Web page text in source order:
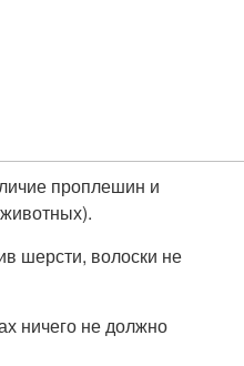
проплешин и
шерсти, волоски не
ничего не должно